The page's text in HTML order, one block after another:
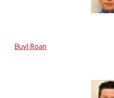
Buyl Roan